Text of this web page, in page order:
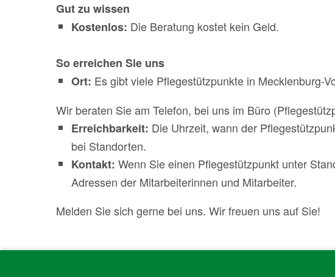
Gut zu wissen
Kostenlos: Die Beratung kostet kein Geld.
So erreichen Sie uns
Ort: Es gibt viele Pflegestützpunkte in Mecklenburg-
Wir beraten Sie am Telefon, bei uns im Büro
Erreichbarkeit: Die Uhrzeit, wann der
bei Standorten.
Kontakt: Wenn Sie einen Pflegestützpunkt unter
Adressen der Mitarbeiterinnen und Mitarbeiter.
Melden Sie sich gerne bei uns. Wir freuen uns auf Sie!
Skip back to main navigation